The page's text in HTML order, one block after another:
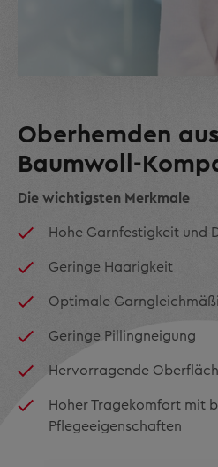
Oberhemden
Baumwoll-
Die wichtigsten Merkmale
Hohe Garnfestigkeit und
Geringe Haarigkeit
Optimale
Geringe Pillingneigung
Hervorragende
Hoher Tragekomfort mit
Pflegeeigenschaften